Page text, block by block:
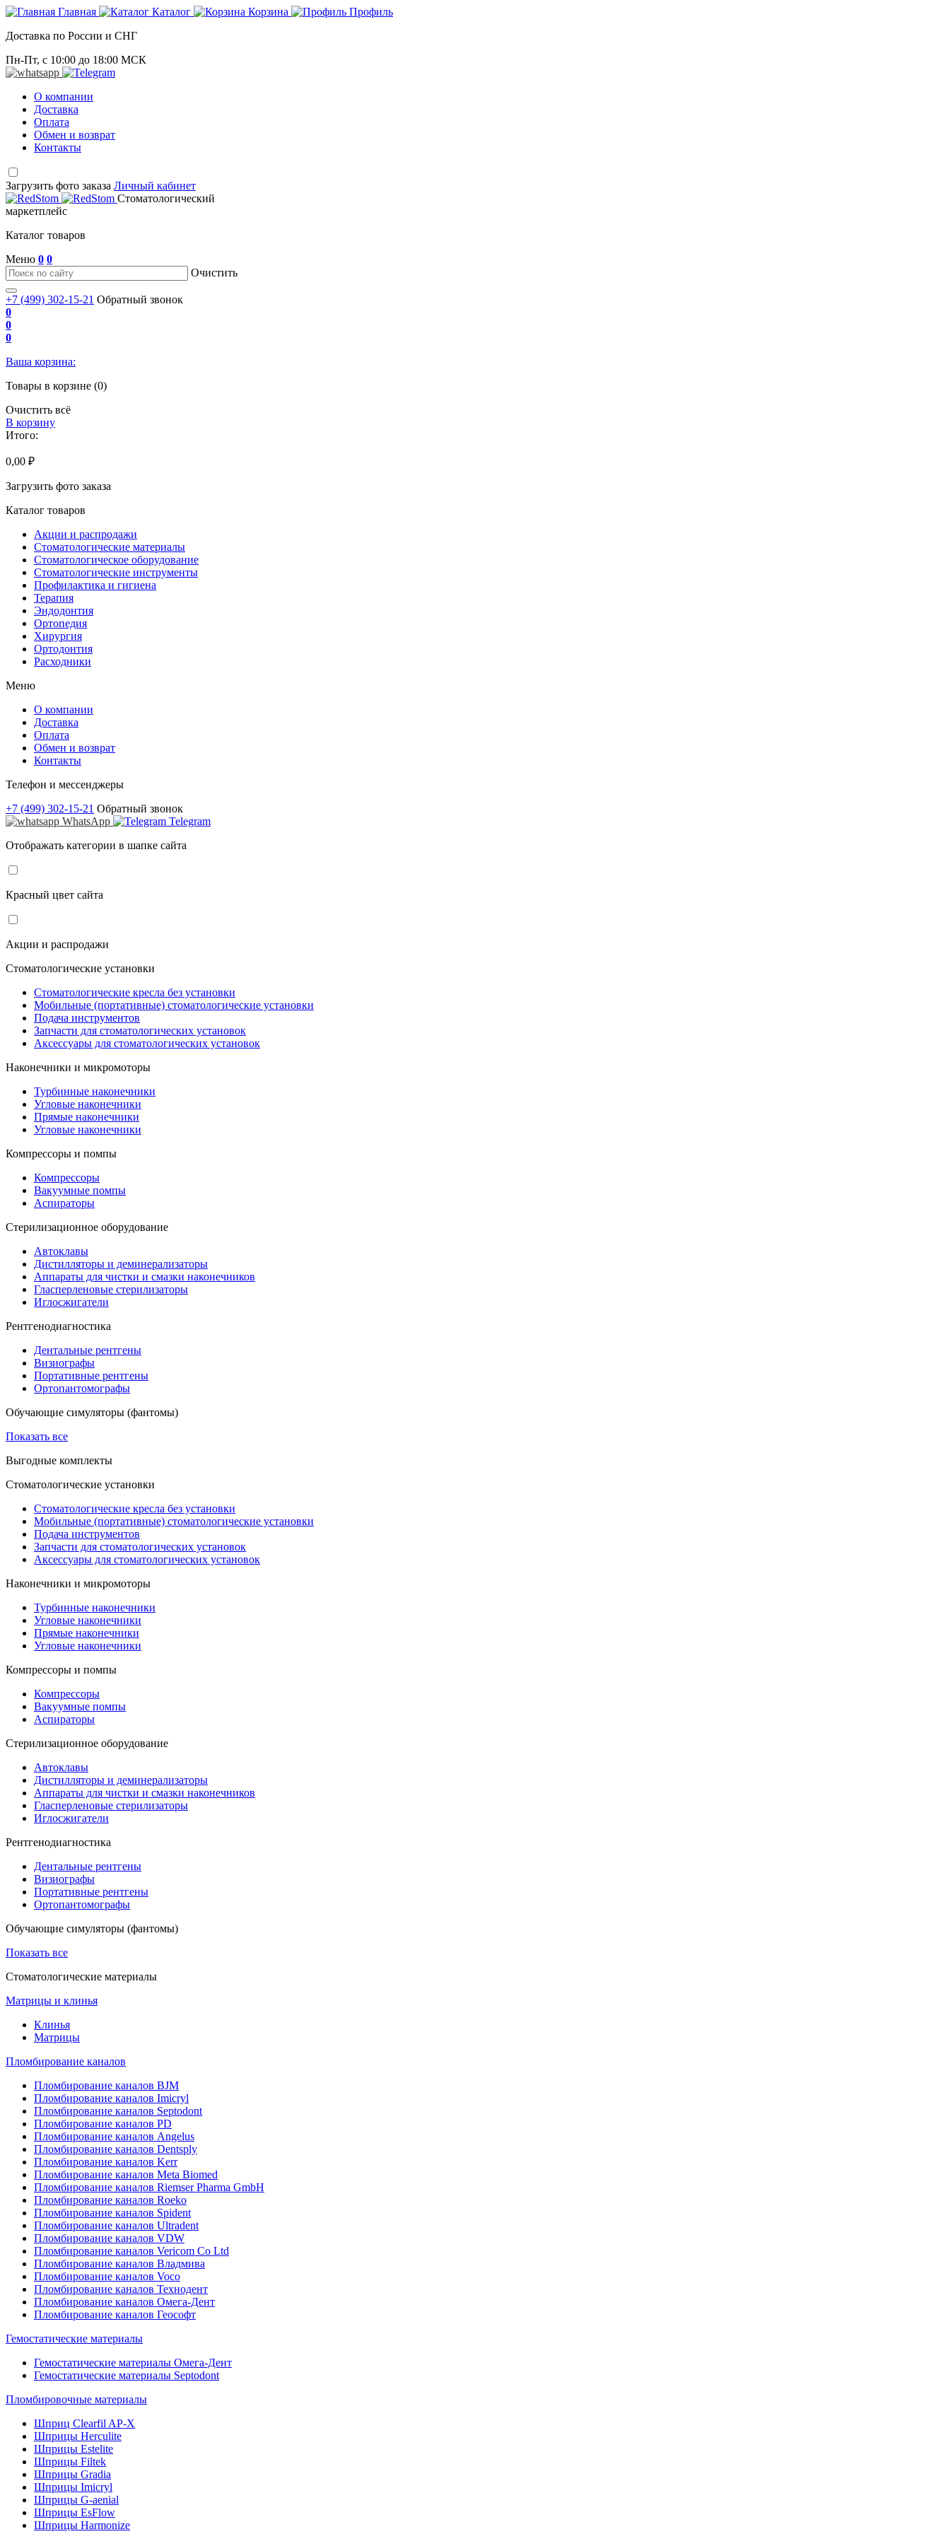
Главная Каталог Корзина
Профиль
Доставка по России и СНГ
Пн-Пт, с 10:00 до 18:00 МСК
О компании
Доставка
Оплата
Обмен и возврат
Контакты
Загрузить фото заказа Личный кабинет
Стоматологический
маркетплейс
Каталог товаров
Меню 0 0
Очистить
+7 (499) 302-15-21 Обратный звонок
0
0
0
Ваша корзина:
Товары в корзине (0)
Очистить всё
В корзину
Итого:
0,00 ₽
Загрузить фото заказа
Каталог товаров
Акции и распродажи
Стоматологические материалы
Стоматологическое оборудование
Стоматологические инструменты
Профилактика и гигиена
Терапия
Эндодонтия
Ортопедия
Хирургия
Ортодонтия
Расходники
Меню
О компании
Доставка
Оплата
Обмен и возврат
Контакты
Телефон и мессенджеры
+7 (499) 302-15-21 Обратный звонок
WhatsApp
Telegram
Отображать категории в шапке сайта
Красный цвет сайта
Акции и распродажи
Стоматологические установки
Стоматологические кресла без установки
Мобильные (портативные) стоматологические установки
Подача инструментов
Запчасти для стоматологических установок
Аксессуары для стоматологических установок
Наконечники и микромоторы
Турбинные наконечники
Угловые наконечники
Прямые наконечники
Угловые наконечники
Компрессоры и помпы
Компрессоры
Вакуумные помпы
Аспираторы
Стерилизационное оборудование
Автоклавы
Дистилляторы и деминерализаторы
Аппараты для чистки и смазки наконечников
Гласперленовые стерилизаторы
Иглосжигатели
Рентгенодиагностика
Дентальные рентгены
Визиографы
Портативные рентгены
Ортопантомографы
Обучающие симуляторы (фантомы)
Показать все
Выгодные комплекты
Стоматологические установки
Стоматологические кресла без установки
Мобильные (портативные) стоматологические установки
Подача инструментов
Запчасти для стоматологических установок
Аксессуары для стоматологических установок
Наконечники и микромоторы
Турбинные наконечники
Угловые наконечники
Прямые наконечники
Угловые наконечники
Компрессоры и помпы
Компрессоры
Вакуумные помпы
Аспираторы
Стерилизационное оборудование
Автоклавы
Дистилляторы и деминерализаторы
Аппараты для чистки и смазки наконечников
Гласперленовые стерилизаторы
Иглосжигатели
Рентгенодиагностика
Дентальные рентгены
Визиографы
Портативные рентгены
Ортопантомографы
Обучающие симуляторы (фантомы)
Показать все
Стоматологические материалы
Матрицы и клинья
Клинья
Матрицы
Пломбирование каналов
Пломбирование каналов BJM
Пломбирование каналов Imicryl
Пломбирование каналов Septodont
Пломбирование каналов PD
Пломбирование каналов Angelus
Пломбирование каналов Dentsply
Пломбирование каналов Kerr
Пломбирование каналов Meta Biomed
Пломбирование каналов Riemser Pharma GmbH
Пломбирование каналов Roeko
Пломбирование каналов Spident
Пломбирование каналов Ultradent
Пломбирование каналов VDW
Пломбирование каналов Vericom Co Ltd
Пломбирование каналов Владмива
Пломбирование каналов Voco
Пломбирование каналов Технодент
Пломбирование каналов Омега-Дент
Пломбирование каналов Геософт
Гемостатические материалы
Гемостатические материалы Омега-Дент
Гемостатические материалы Septodont
Пломбировочные материалы
Шприц Clearfil AP-X
Шприцы Herculite
Шприцы Estelite
Шприцы Filtek
Шприцы Gradia
Шприцы Imicryl
Шприцы G-aenial
Шприцы EsFlow
Шприцы Harmonize